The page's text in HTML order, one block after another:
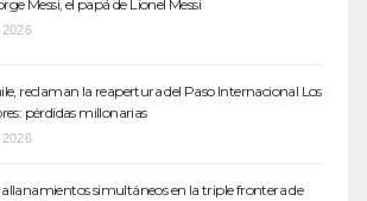
Messi, el papá de Lionel Messi
reclaman la reapertura del Paso Internacional Los
pérdidas millonarias
simultáneos en la triple frontera de